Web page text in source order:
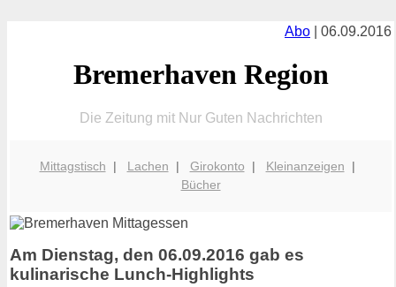
Abo | 06.09.2016
Bremerhaven Region
Die Zeitung mit Nur Guten Nachrichten
Mittagstisch | Lachen | Girokonto | Kleinanzeigen |
Bücher
Am Dienstag, den 06.09.2016 gab es
kulinarische Lunch-Highlights